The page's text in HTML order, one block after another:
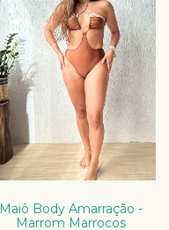
Maiô Body Amarração -
Marrom Marrocos